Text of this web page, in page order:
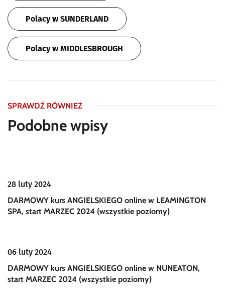
Polacy w SUNDERLAND
Polacy w MIDDLESBROUGH
SPRAWDŹ RÓWNIEŻ
Podobne wpisy
28 luty 2024
DARMOWY kurs ANGIELSKIEGO online w LEAMINGTON
SPA, start MARZEC 2024 (wszystkie poziomy)
06 luty 2024
DARMOWY kurs ANGIELSKIEGO online w NUNEATON,
start MARZEC 2024 (wszystkie poziomy)